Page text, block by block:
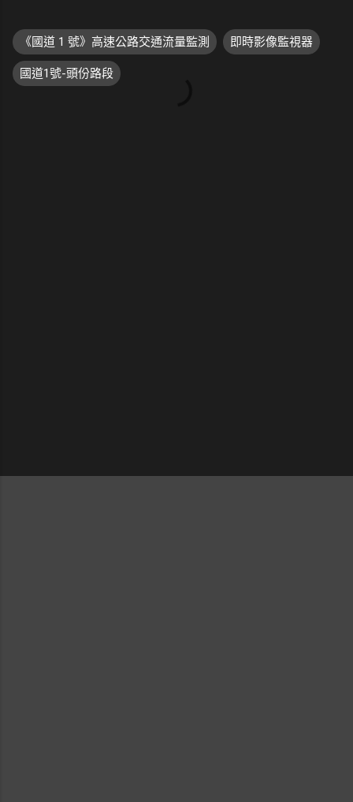
《國道 1 號》高速公路交通流量監測 即時影像監視器
國道1號-頭份路段